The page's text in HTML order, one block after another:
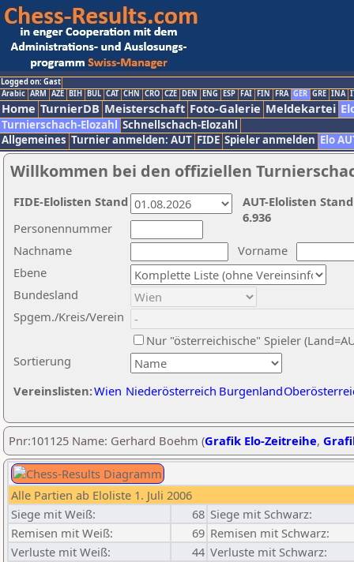
Logged on: Gast
Arabic ARM AZE BIH BUL CAT CHN CRO CZE DEN ENG ESP FAI FIN FRA GER GRE INA
Home TurnierDB Meisterschaft Foto-Galerie Meldekartei
Turnierschach-Elozahl Schnellschach-Elozahl
Allgemeines Turnier anmelden: AUT FIDE Spieler anmelden Elo
Willkommen bei den offiziellen
Nachname
Vorname
Ebene
Sortierung
Personennummer
Bundesland
Spgem./Kreis/Verein
Nur "österreichische" Spieler
Vereinslisten:Wien Niederösterreich Burgenland
AUT-Elolisten
6.936
FIDE-Elolisten Stand
Pnr:101125 Name: Gerhard Boehm (Grafik Elo-Zeitreihe,
Alle Partien ab Eloliste 1. Juli 2006
Siege mit Weiß:
68 Siege mit Schwarz:
Remisen mit Weiß:
69 Remisen mit Schwarz:
Verluste mit Weiß:
44 Verluste mit Schwarz: